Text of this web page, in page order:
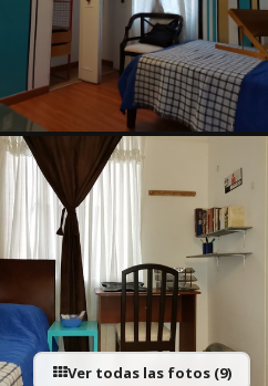
Ver todas las fotos (9)